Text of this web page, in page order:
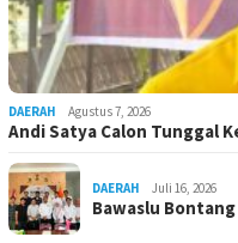
DAERAH Agustus 7, 2026
Andi Satya Calon Tunggal
DAERAH Juli 16, 2026
Bawaslu